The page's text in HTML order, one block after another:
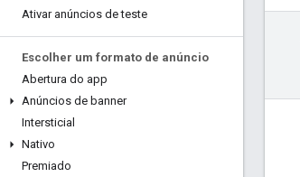
Ativar anúncios de teste
Escolher um formato de anúncio
Abertura do app
Anúncios de banner
Intersticial
Nativo
Premiado